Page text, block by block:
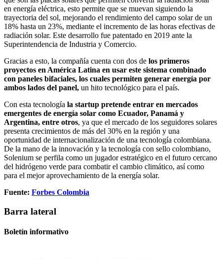
en energía eléctrica, esto permite que se muevan siguiendo la
trayectoria del sol, mejorando el rendimiento del campo solar de un
18% hasta un 23%, mediante el incremento de las horas efectivas de
radiación solar. Este desarrollo fue patentado en 2019 ante la
Superintendencia de Industria y Comercio.
Gracias a esto, la compañía cuenta con dos de los primeros
proyectos en América Latina en usar este sistema combinado
con paneles bifaciales, los cuales permiten generar energía por
ambos lados del panel, un hito tecnológico para el país.
Con esta tecnología la startup pretende entrar en mercados
emergentes de energía solar como Ecuador, Panamá y
Argentina, entre otros, ya que el mercado de los seguidores solares
presenta crecimientos de más del 30% en la región y una
oportunidad de internacionalización de una tecnología colombiana.
De la mano de la innovación y la tecnología con sello colombiano,
Solenium se perfila como un jugador estratégico en el futuro cercano
del hidrógeno verde para combatir el cambio climático, así como
para el mejor aprovechamiento de la energía solar.
Fuente: Forbes Colombia
Barra lateral
Boletín informativo